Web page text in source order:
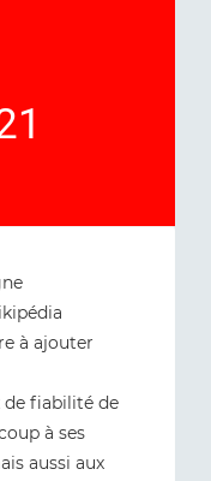
à ajouter
de fiabilité de
à ses
aussi aux